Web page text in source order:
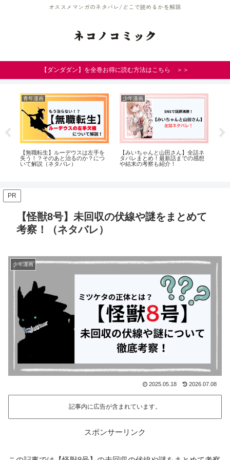
オススメマンガのネタバレ/どこで読めるかを解説
ネコノコミック
【ダンダダン】を全巻お得に読む方法はこちら ＞＞
青年漫画
【無職転生】ルーデウスは左手を
失う！？そのあと治るのか？につ
いて解説（ネタバレ）
少年漫画
【みいちゃんと山田さん】全話ネ
タバレまとめ！最新話までの感想
や結末の考察も紹介！
PR
【怪獣8号】未回収の伏線や謎をまとめて
考察！（ネタバレ）
少年漫画
2025.05.18 2026.07.08
記事内に広告が含まれています。
スポンサーリンク